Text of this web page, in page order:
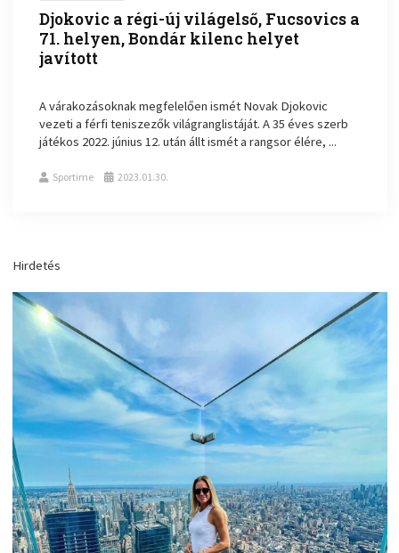
Djokovic a régi-új világelső, Fucsovics a
71. helyen, Bondár kilenc helyet
javított
A várakozásoknak megfelelően ismét Novak Djokovic
vezeti a férfi teniszezők világranglistáját. A 35 éves szerb
játékos 2022. június 12. után állt ismét a rangsor élére, ...
Sportime 2023.01.30.
Hirdetés